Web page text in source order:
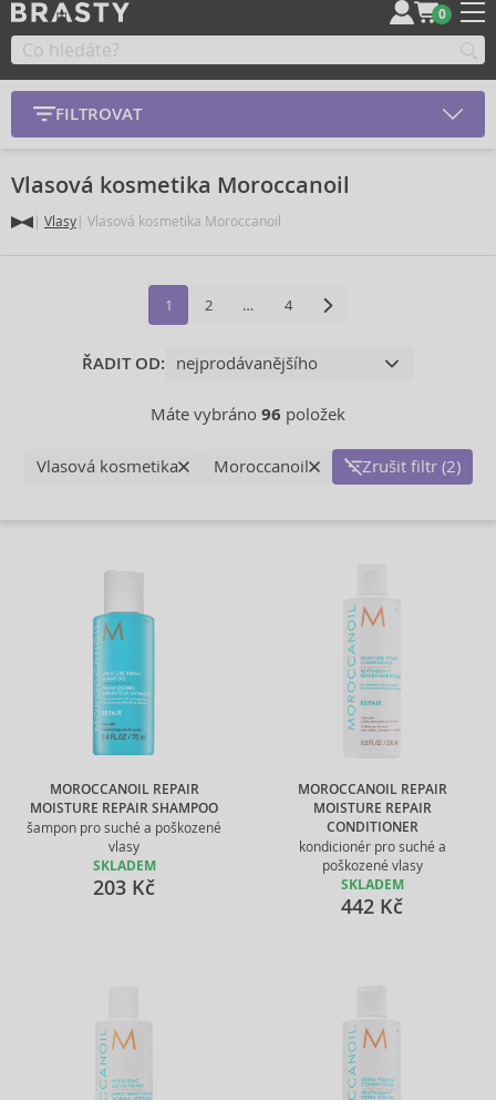
0
FILTROVAT
Vlasová kosmetika Moroccanoil
Vlasy Vlasová kosmetika Moroccanoil
1 2 … 4
ŘADIT OD:
Máte vybráno 96 položek
Vlasová kosmetika Moroccanoil Zrušit filtr (2)
MOROCCANOIL REPAIR
MOISTURE REPAIR SHAMPOO
šampon pro suché a poškozené
vlasy
SKLADEM
203 Kč
MOROCCANOIL REPAIR
MOISTURE REPAIR
CONDITIONER
kondicionér pro suché a
poškozené vlasy
SKLADEM
442 Kč